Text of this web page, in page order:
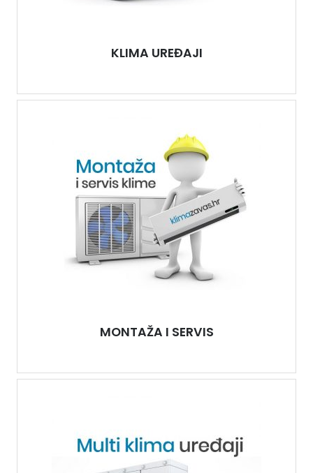
KLIMA UREĐAJI
MONTAŽA I SERVIS